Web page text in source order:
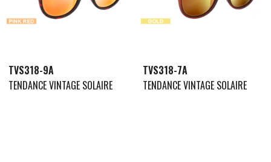
TVS318-9A
TENDANCE VINTAGE SOLAIRE
TVS318-7A
TENDANCE VINTAGE SOLAIRE